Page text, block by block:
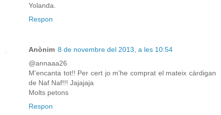
Yolanda.
Respon
Anònim 8 de novembre del 2013, a les 10:54
@annaaa26
M'encanta tot!! Per cert jo m'he comprat el mateix càrdigan
de Naf Naf!!! Jajajaja
Molts petons
Respon